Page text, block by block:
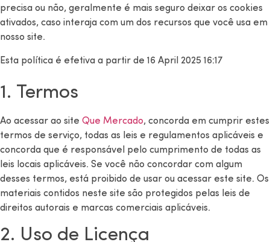
precisa ou não, geralmente é mais seguro deixar os cookies
ativados, caso interaja com um dos recursos que você usa em
nosso site.
Esta política é efetiva a partir de 16 April 2025 16:17
1. Termos
Ao acessar ao site Que Mercado, concorda em cumprir estes
termos de serviço, todas as leis e regulamentos aplicáveis ​​e
concorda que é responsável pelo cumprimento de todas as
leis locais aplicáveis. Se você não concordar com algum
desses termos, está proibido de usar ou acessar este site. Os
materiais contidos neste site são protegidos pelas leis de
direitos autorais e marcas comerciais aplicáveis.
2. Uso de Licença